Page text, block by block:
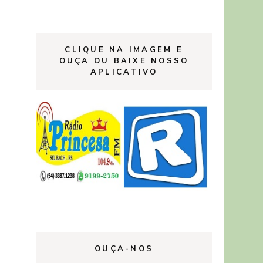
CLIQUE NA IMAGEM E
OUÇA OU BAIXE NOSSO
APLICATIVO
OUÇA-NOS